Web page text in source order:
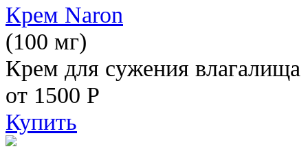
Крем Naron
(100 мг)
Крем для сужения влагалища
от 1500 Р
Купить